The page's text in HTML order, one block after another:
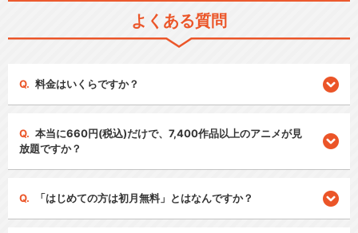
よくある質問
料金はいくらですか？
本当に660円(税込)だけで、7,400作品以上のアニメが見
放題ですか？
「はじめての方は初月無料」とはなんですか？